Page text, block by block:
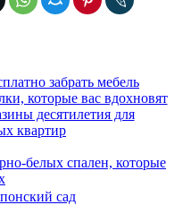
забрать мебель
которые вас вдохновят
десятилетия для
квартир
белых спален, которые
сад